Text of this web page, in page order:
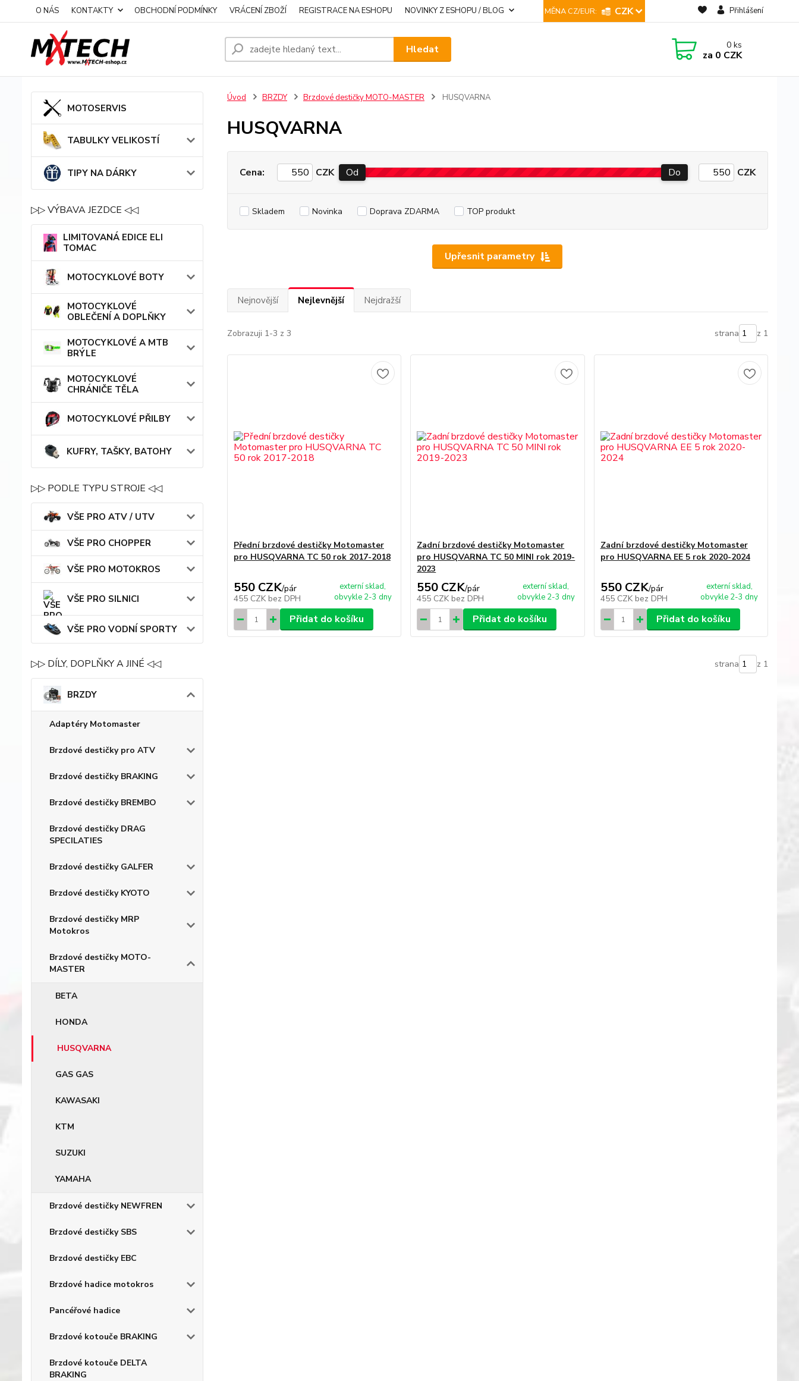
O NÁS KONTAKTY OBCHODNÍ PODMÍNKY VRÁCENÍ ZBOŽÍ REGISTRACE NA ESHOPU NOVINKY Z ESHOPU / BLOG CZK Přihlášení
Hledat 0 ks
za 0 CZK
MOTOSERVIS
TABULKY VELIKOSTÍ
TIPY NA DÁRKY
▷▷ VÝBAVA JEZDCE ◁◁
LIMITOVANÁ EDICE ELI
TOMAC
MOTOCYKLOVÉ BOTY
MOTOCYKLOVÉ
OBLEČENÍ A DOPLŇKY
MOTOCYKLOVÉ A MTB
BRÝLE
MOTOCYKLOVÉ
CHRÁNIČE TĚLA
MOTOCYKLOVÉ PŘILBY
KUFRY, TAŠKY, BATOHY
▷▷ PODLE TYPU STROJE ◁◁
VŠE PRO ATV / UTV
VŠE PRO CHOPPER
VŠE PRO MOTOKROS
VŠE PRO SILNICI
VŠE PRO VODNÍ SPORTY
▷▷ DÍLY, DOPLŇKY A JINÉ ◁◁
BRZDY
Adaptéry Motomaster
Brzdové destičky pro ATV
Brzdové destičky BRAKING
Brzdové destičky BREMBO
Brzdové destičky DRAG
SPECILATIES
Brzdové destičky GALFER
Brzdové destičky KYOTO
Brzdové destičky MRP
Motokros
Brzdové destičky MOTO-
MASTER
BETA
HONDA
HUSQVARNA
GAS GAS
KAWASAKI
KTM
SUZUKI
YAMAHA
Brzdové destičky NEWFREN
Brzdové destičky SBS
Brzdové destičky EBC
Brzdové hadice motokros
Pancéřové hadice
Brzdové kotouče BRAKING
Brzdové kotouče DELTA
BRAKING
Úvod BRZDY Brzdové destičky MOTO-MASTER HUSQVARNA
HUSQVARNA
Upřesnit parametry
Cena: CZK Od Do CZK
Skladem Novinka Doprava ZDARMA TOP produkt
Nejnovější Nejlevnější Nejdražší
Zobrazuji 1-3 z 3 strana z 1
Přední brzdové destičky Motomaster
pro HUSQVARNA TC 50 rok 2017-2018
550 CZK/pár
455 CZK bez DPH
externí sklad,
obvykle 2-3 dny
Přidat do košíku
Zadní brzdové destičky Motomaster
pro HUSQVARNA TC 50 MINI rok 2019-
2023
550 CZK/pár
455 CZK bez DPH
externí sklad,
obvykle 2-3 dny
Přidat do košíku
Zadní brzdové destičky Motomaster
pro HUSQVARNA EE 5 rok 2020-2024
550 CZK/pár
455 CZK bez DPH
externí sklad,
obvykle 2-3 dny
Přidat do košíku
strana z 1